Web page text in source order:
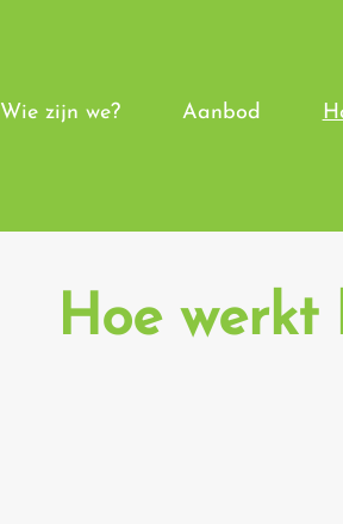
Wie zijn we? Aanbod
Hoe werkt